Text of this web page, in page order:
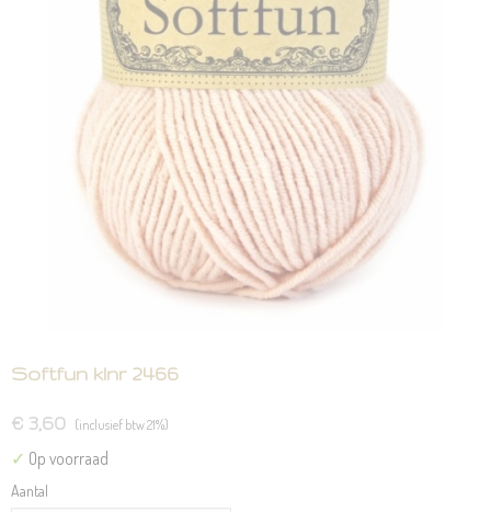
Softfun klnr 2466
€ 3,60 (inclusief btw 21%)
✓ Op voorraad
Aantal